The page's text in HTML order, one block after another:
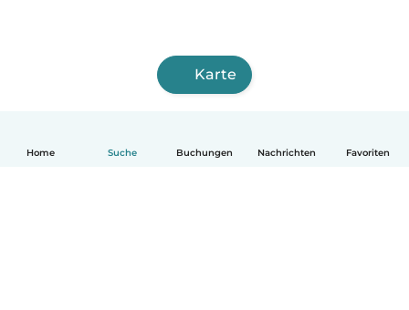
Home Suche Buchungen Nachrichten Favoriten
Karte